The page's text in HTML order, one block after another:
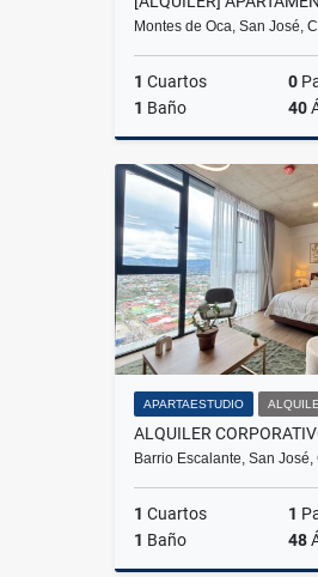
Montes de Oca, San José,
1 Cuartos 0
1 Baño 40
APARTAESTUDIO
Barrio Escalante, San
1 Cuartos 1
1 Baño 48